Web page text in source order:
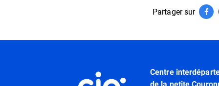
Partager sur
Informations utiles
Centre